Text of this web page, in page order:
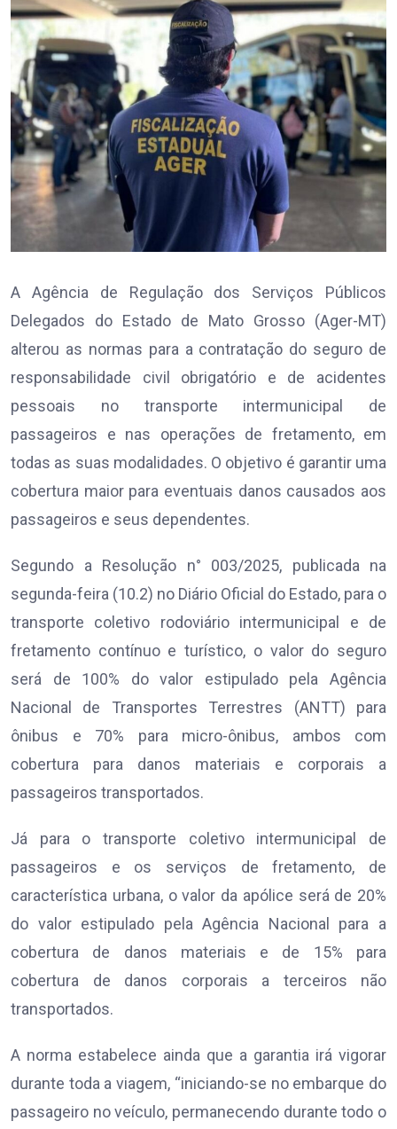
A Agência de Regulação dos Serviços Públicos
Delegados do Estado de Mato Grosso (Ager-MT)
alterou as normas para a contratação do seguro de
responsabilidade civil obrigatório e de acidentes
pessoais no transporte intermunicipal de
passageiros e nas operações de fretamento, em
todas as suas modalidades. O objetivo é garantir uma
cobertura maior para eventuais danos causados aos
passageiros e seus dependentes.
Segundo a Resolução n° 003/2025, publicada na
segunda-feira (10.2) no Diário Oficial do Estado, para o
transporte coletivo rodoviário intermunicipal e de
fretamento contínuo e turístico, o valor do seguro
será de 100% do valor estipulado pela Agência
Nacional de Transportes Terrestres (ANTT) para
ônibus e 70% para micro-ônibus, ambos com
cobertura para danos materiais e corporais a
passageiros transportados.
Já para o transporte coletivo intermunicipal de
passageiros e os serviços de fretamento, de
característica urbana, o valor da apólice será de 20%
do valor estipulado pela Agência Nacional para a
cobertura de danos materiais e de 15% para
cobertura de danos corporais a terceiros não
transportados.
A norma estabelece ainda que a garantia irá vigorar
durante toda a viagem, “iniciando-se no embarque do
passageiro no veículo, permanecendo durante todo o